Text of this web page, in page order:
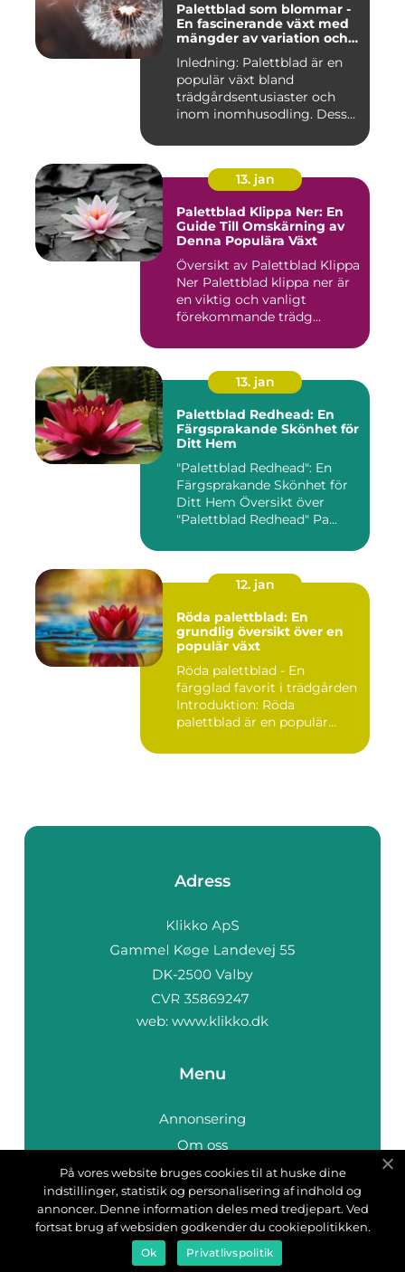
Palettblad som blommar -
En fascinerande växt med
mängder av variation och
Inledning: Palettblad är en
populär växt bland
trädgårdsentusiaster och
inom inomhusodling. Dess
13. jan
Palettblad Klippa Ner: En
Guide Till Omskärning av
Denna Populära Växt
Översikt av Palettblad Klippa
Ner Palettblad klippa ner är
en viktig och vanligt
förekommande trädg...
13. jan
Palettblad Redhead: En
Färgsprakande Skönhet för
Ditt Hem
"Palettblad Redhead": En
Färgsprakande Skönhet för
Ditt Hem Översikt över
"Palettblad Redhead" Pa...
12. jan
Röda palettblad: En
grundlig översikt över en
populär växt
Röda palettblad - En
färgglad favorit i trädgården
Introduktion: Röda
palettblad är en populär
Adress
web: www.klikko.dk
Menu
Annonsering
Om oss
Cookies
Kontakta oss
Sitemap
På vores website bruges cookies til at huske dine
indstillinger, statistik og personalisering af indhold og
annoncer. Denne information deles med tredjepart. Ved
fortsat brug af websiden godkender du cookiepolitikken.
Ok Privatlivspolitik